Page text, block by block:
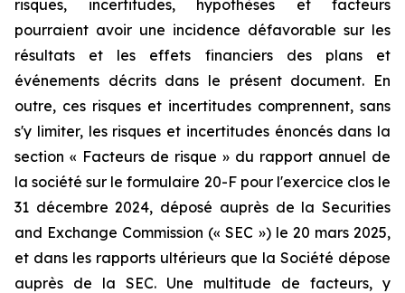
risques, incertitudes, hypothèses et facteurs
pourraient avoir une incidence défavorable sur les
résultats et les effets financiers des plans et
événements décrits dans le présent document. En
outre, ces risques et incertitudes comprennent, sans
s'y limiter, les risques et incertitudes énoncés dans la
section « Facteurs de risque » du rapport annuel de
la société sur le formulaire 20-F pour l'exercice clos le
31 décembre 2024, déposé auprès de la Securities
and Exchange Commission (« SEC ») le 20 mars 2025,
et dans les rapports ultérieurs que la Société dépose
auprès de la SEC. Une multitude de facteurs, y